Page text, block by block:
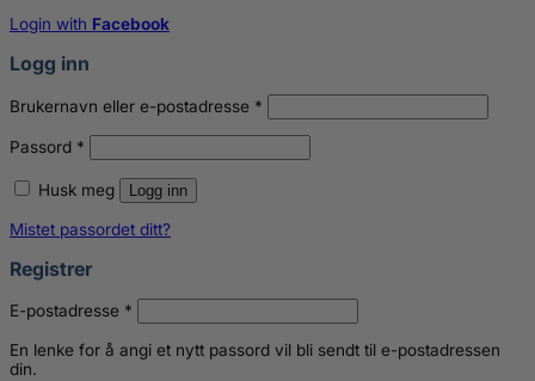
Login with Facebook
Logg inn
Brukernavn eller e-postadresse *
Passord *
Husk meg Logg inn
Mistet passordet ditt?
Registrer
E-postadresse *
En lenke for å angi et nytt passord vil bli sendt til e-postadressen
din.